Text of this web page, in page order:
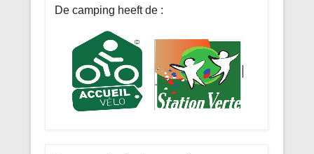
De camping heeft de :